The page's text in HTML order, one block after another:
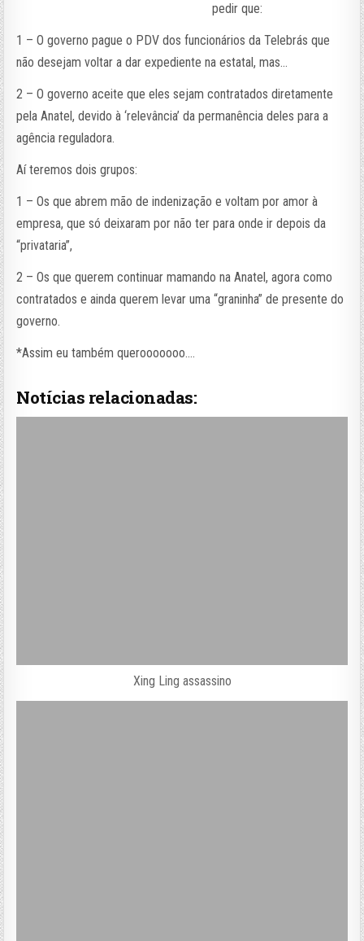
pedir que:
1 – O governo pague o PDV dos funcionários da Telebrás que
não desejam voltar a dar expediente na estatal, mas…
2 – O governo aceite que eles sejam contratados diretamente
pela Anatel, devido à ‘relevância’ da permanência deles para a
agência reguladora.
Aí teremos dois grupos:
1 – Os que abrem mão de indenização e voltam por amor à
empresa, que só deixaram por não ter para onde ir depois da
“privataria”,
2 – Os que querem continuar mamando na Anatel, agora como
contratados e ainda querem levar uma “graninha” de presente do
governo.
*Assim eu também querooooooo….
Notícias relacionadas:
Xing Ling assassino